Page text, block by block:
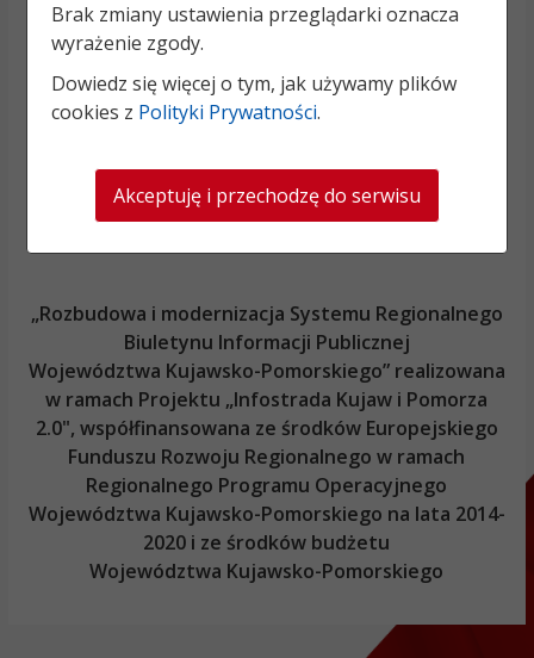
„Rozbudowa i modernizacja Systemu Regionalnego
Biuletynu Informacji Publicznej
Województwa Kujawsko-Pomorskiego” realizowana
w ramach Projektu „Infostrada Kujaw i Pomorza
2.0", współfinansowana ze środków Europejskiego
Funduszu Rozwoju Regionalnego w ramach
Regionalnego Programu Operacyjnego
Województwa Kujawsko-Pomorskiego na lata 2014-
2020 i ze środków budżetu
Województwa Kujawsko-Pomorskiego
Brak zmiany ustawienia przeglądarki oznacza
wyrażenie zgody.
Dowiedz się więcej o tym, jak używamy plików
cookies z Polityki Prywatności.
Akceptuję i przechodzę do serwisu